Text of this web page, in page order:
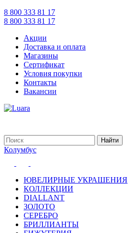
8 800 333 81 17
8 800 333 81 17
Акции
Доставка и оплата
Магазины
Сертификат
Условия покупки
Контакты
Вакансии
Колумбус
ЮВЕЛИРНЫЕ УКРАШЕНИЯ
КОЛЛЕКЦИИ
DIALLANT
ЗОЛОТО
СЕРЕБРО
БРИЛЛИАНТЫ